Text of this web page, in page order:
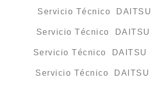
Servicio Técnico
Servicio Técnico DAITSU
Servicio Técnico DAITSU
Servicio Técnico DAITSU